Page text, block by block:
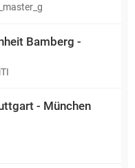
Bamberg -
- München